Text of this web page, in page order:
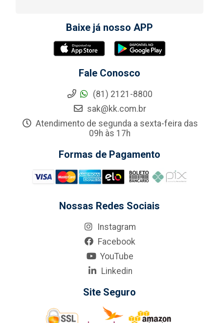
Baixe já nosso APP
Fale Conosco
(81) 2121-8800
sak@kk.com.br
Atendimento de segunda a sexta-feira das
09h às 17h
Formas de Pagamento
Nossas Redes Sociais
Instagram
Facebook
YouTube
Linkedin
Site Seguro